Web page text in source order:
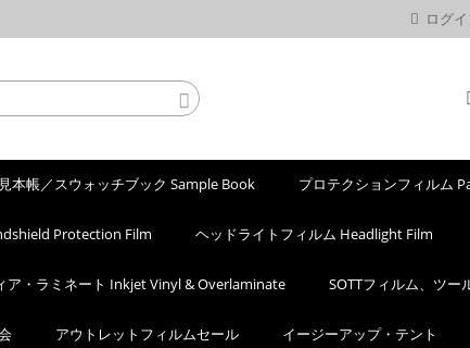
ログ
見本帳／スウォッチブック Sample Book プロテクションフィルム
Protection Film ヘッドライトフィルム Headlight Film
ア・ラミネート Inkjet Vinyl & Overlaminate SOTTフィルム、ツー
アウトレットフィルムセール イージーアップ・テント